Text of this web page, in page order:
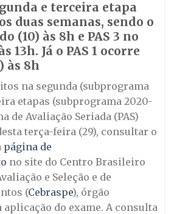
e terceira etapa
duas semanas, sendo o
(10) às 8h e PAS 3 no
13h. Já o PAS 1 ocorre
às 8h
na segunda (subprograma
etapas (subprograma 2020-
de Avaliação Seriada (PAS)
terça-feira (29), consultar o
página de
no site do Centro Brasileiro
e Seleção e de
(Cebraspe), órgão
do exame. A consulta